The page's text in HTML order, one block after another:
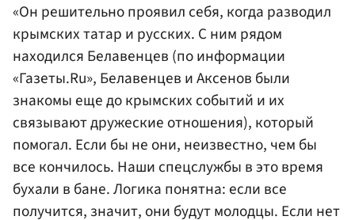
«Он решительно проявил себя, когда разводил
крымских татар и русских. С ним рядом
находился Белавенцев (по информации
«Газеты.Ru», Белавенцев и Аксенов были
знакомы еще до крымских событий и их
связывают дружеские отношения), который
помогал. Если бы не они, неизвестно, чем бы
все кончилось. Наши спецслужбы в это время
бухали в бане. Логика понятна: если все
получится, значит, они будут молодцы. Если нет